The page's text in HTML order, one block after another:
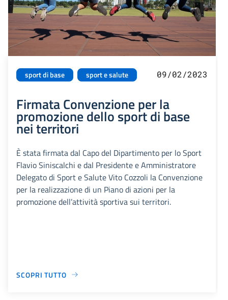
sport di base sport e salute 09/02/2023
Firmata Convenzione per la
promozione dello sport di base
nei territori
È stata firmata dal Capo del Dipartimento per lo Sport
Flavio Siniscalchi e dal Presidente e Amministratore
Delegato di Sport e Salute Vito Cozzoli la Convenzione
per la realizzazione di un Piano di azioni per la
promozione dell’attività sportiva sui territori.
SCOPRI TUTTO